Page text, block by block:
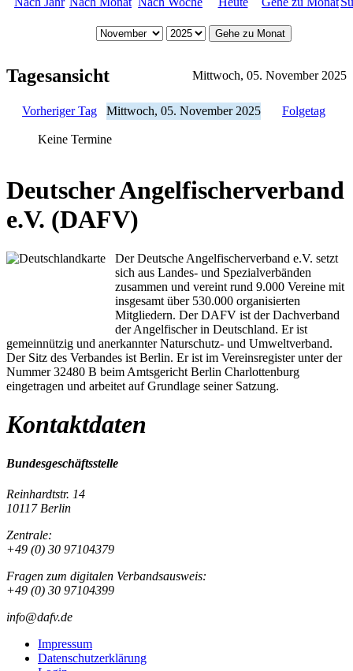
Gehe zu Monat
Tagesansicht Mittwoch, 05. November 2025
Vorheriger Tag Mittwoch, 05. November 2025 Folgetag
Keine Termine
Deutscher Angelfischerverband
e.V. (DAFV)
Der Deutsche Angelfischerverband e.V. setzt
sich aus Landes- und Spezialverbänden
zusammen und vereint rund 9.000 Vereine mit
insgesamt über 530.000 organisierten
Mitgliedern. Der DAFV ist der Dachverband
der Angelfischer in Deutschland. Er ist
gemeinnützig und anerkannter Naturschutz- und Umweltverband.
Der Sitz des Verbandes ist Berlin. Er ist im Vereinsregister unter der
Nummer 32480 B beim Amtsgericht Berlin Charlottenburg
eingetragen und arbeitet auf Grundlage seiner Satzung.
Kontaktdaten
Bundesgeschäftsstelle
Reinhardtstr. 14
10117 Berlin
Zentrale:
+49 (0) 30 97104379
Fragen zum digitalen Verbandsausweis:
+49 (0) 30 97104399
info@dafv.de
Impressum
Datenschutzerklärung